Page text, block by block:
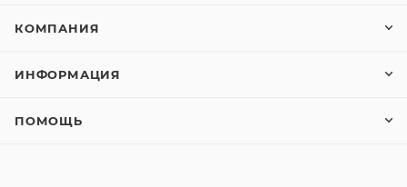
КОМПАНИЯ
ИНФОРМАЦИЯ
ПОМОЩЬ